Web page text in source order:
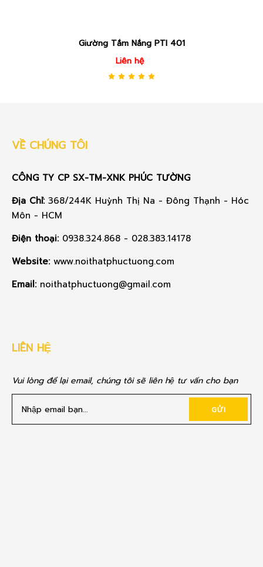
Giường Tắm Nắng PTI
VỀ CHÚNG TÔI
CÔNG TY CP SX-TM-XNK PHÚC TƯỜNG
Địa Chỉ:368/244K Huỳnh Thị Na - Đông Thạnh - Hóc
Môn - HCM
Điện thoại:0938.324.868 - 028.383.14178
Website: www.noithatphuctuong.com
Email:noithatphuctuong@gmail.com
LIÊN HỆ
Vui lòng để lại email, chúng tôi sẽ liên hệ tư vấn cho bạn
GỬI